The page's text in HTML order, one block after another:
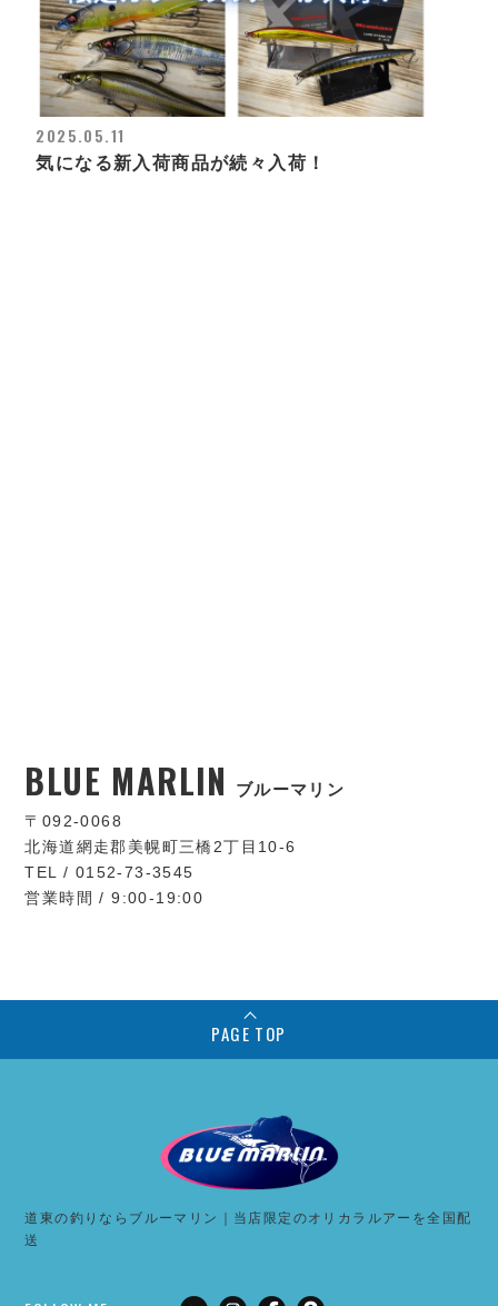
2025.05.11
気になる新入荷商品が続々入荷！
BLUE MARLIN ブルーマリン
〒092-0068
北海道網走郡美幌町三橋2丁目10-6
TEL / 0152-73-3545
営業時間 / 9:00-19:00
PAGE TOP
道東の釣りならブルーマリン｜当店限定のオリカラルアーを全国配
送